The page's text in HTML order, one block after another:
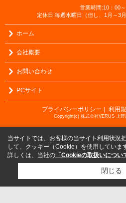
営業時間:10：00
定休日:毎週水曜日（但し、1月～3
ホーム
会社概要
お問い合わせ
PCサイト
プライバシーポリシー ｜ 利用
Copyright(c) 株式会社VERUS 上野
当サイトでは、お客様の当サイト利用状況
して、クッキー（Cookie）を使用していま
詳しくは、当社の 「Cookieの取扱いについ
閉じる